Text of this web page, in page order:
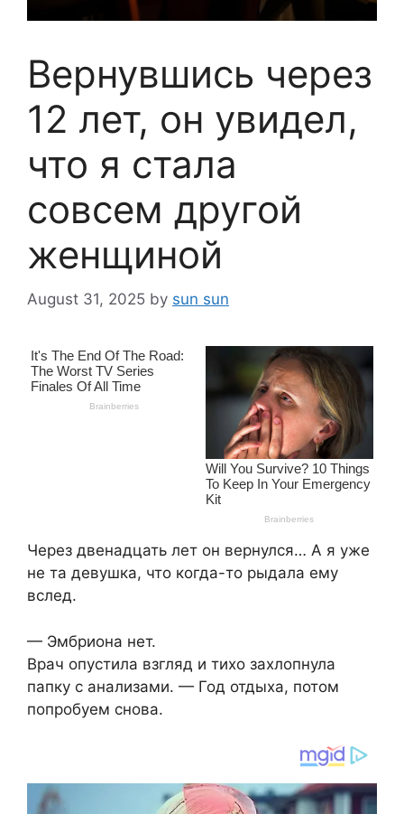
Вернувшись через
12 лет, он увидел,
что я стала
совсем другой
женщиной
August 31, 2025 by sun sun
Через двенадцать лет он вернулся… А я уже
не та девушка, что когда-то рыдала ему
вслед.
— Эмбриона нет.
Врач опустила взгляд и тихо захлопнула
папку с анализами. — Год отдыха, потом
попробуем снова.